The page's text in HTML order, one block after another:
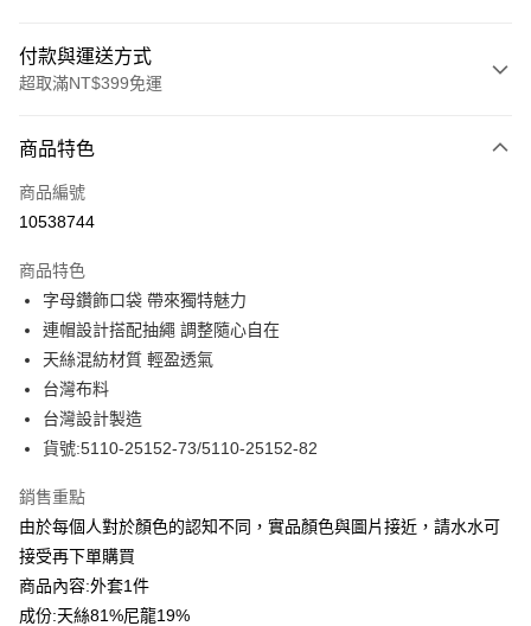
付款與運送方式
超取滿NT$399免運
信用卡一次付款
信用卡分期付款
合作金庫商業銀行
華南商業銀行
上海商業儲蓄銀行
國泰世華商業銀行
臺灣中小企業銀行
匯豐（台灣）商業銀行
聯邦商業銀行
元大商業銀行
永豐商業銀行
台新國際商業銀行
台灣樂天信用卡公司
LINE Pay
Apple Pay
街口支付
悠遊付
ATM付款
貨到付款
運送方式
商品特色
商品編號
10538744
商品特色
字母鑽飾口袋 帶來獨特魅力
連帽設計搭配抽繩 調整隨心自在
天絲混紡材質 輕盈透氣
台灣布料
台灣設計製造
貨號:5110-25152-73/5110-25152-82
銷售重點
由於每個人對於顏色的認知不同，實品顏色與圖片接近，請水水可
接受再下單購買
商品內容:外套1件
成份:天絲81%尼龍19%